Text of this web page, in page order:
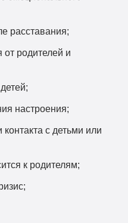
расставания;
от родителей и
настроения;
с детьми или
к родителям;